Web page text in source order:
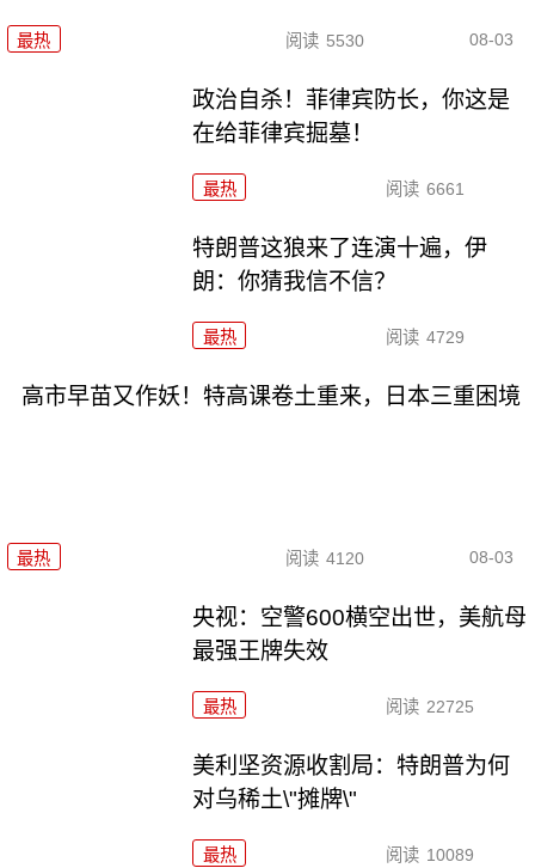
最热 阅读 5530 08-03
政治自杀！菲律宾防长，你这是
在给菲律宾掘墓！
最热 阅读 6661
特朗普这狼来了连演十遍，伊
朗：你猜我信不信？
最热 阅读 4729
高市早苗又作妖！特高课卷土重来，日本三重困境
最热 阅读 4120 08-03
央视：空警600横空出世，美航母
最强王牌失效
最热 阅读 22725
美利坚资源收割局：特朗普为何
对乌稀土\"摊牌\"
最热 阅读 10089